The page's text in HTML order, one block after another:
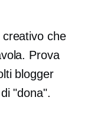
che
Prova
blogger
"dona".